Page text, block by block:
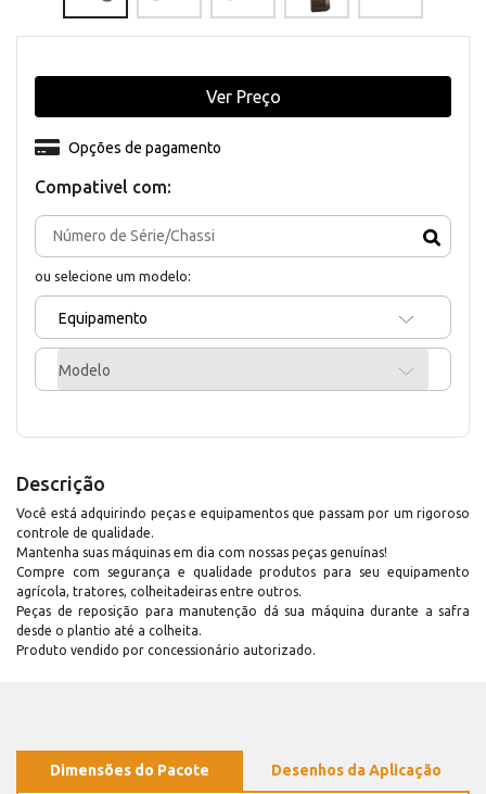
Compativel com:
ou selecione um modelo:
Equipamento
Modelo
Opções de pagamento
Ver Preço
Descrição
Você está adquirindo peças e equipamentos que passam por um rigoroso
controle de qualidade.
Mantenha suas máquinas em dia com nossas peças genuínas!
Compre com segurança e qualidade produtos para seu equipamento
agrícola, tratores, colheitadeiras entre outros.
Peças de reposição para manutenção dá sua máquina durante a safra
desde o plantio até a colheita.
Produto vendido por concessionário autorizado.
Dimensões do Pacote Desenhos da Aplicação